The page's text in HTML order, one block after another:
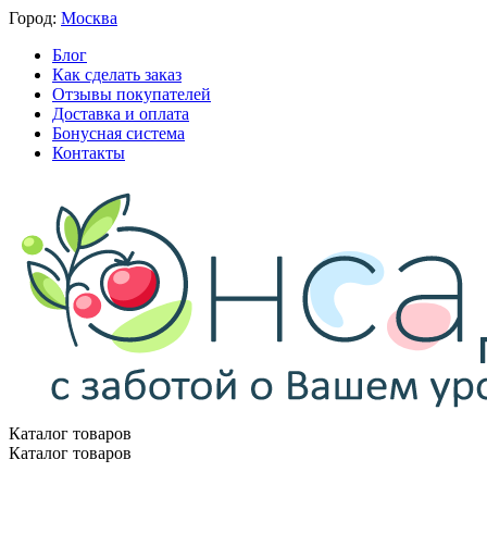
Город: Москва
Блог
Как сделать заказ
Отзывы покупателей
Доставка и оплата
Бонусная система
Контакты
Каталог товаров
Каталог товаров